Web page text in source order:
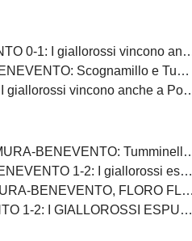
I giallorossi vincono anche a Potenza
e Tumminello sempre al top. buono l'esordio di Celia
vincono anche a Potenza
e Prisco i migliori, Ceresoli e Salvemini in difficoltà
2: I giallorossi espugnano anche Altamura
FLORES:"Dobbiamo migliorare e non subire più gol così”
ESPUGNANO ALTAMURA